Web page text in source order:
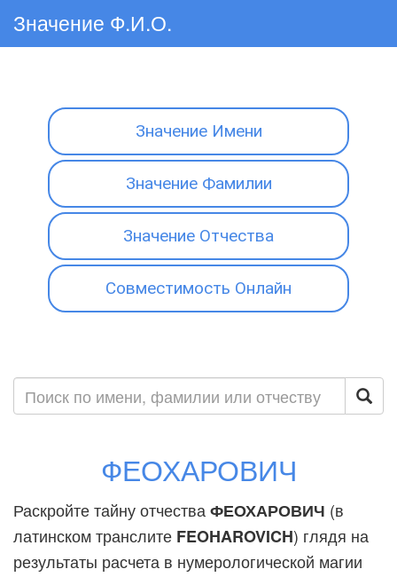
Значение Ф.И.О.
Значение Имени
Значение Фамилии
Значение Отчества
Совместимость Онлайн
ФЕОХАРОВИЧ
Раскройте тайну отчества ФЕОХАРОВИЧ (в
латинском транслите FEOHAROVICH) глядя на
результаты расчета в нумерологической магии